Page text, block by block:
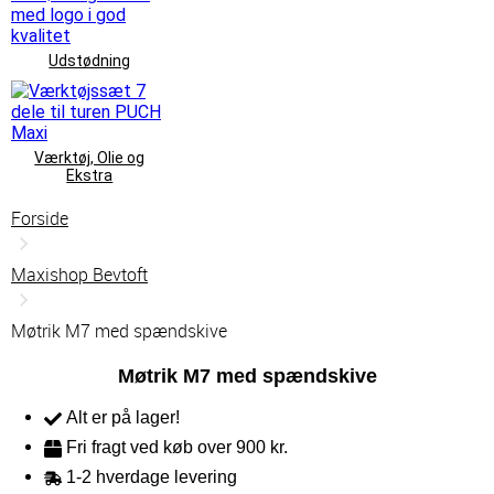
Udstødning
Værktøj, Olie og
Ekstra
Forside
Maxishop Bevtoft
Møtrik M7 med spændskive
Møtrik M7 med spændskive
Alt er på lager!
Fri fragt ved køb over 900 kr.
1-2 hverdage levering